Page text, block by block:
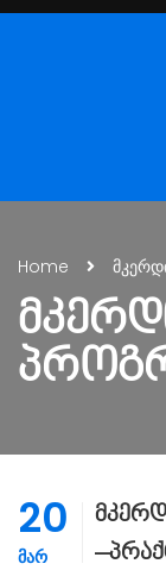
Home
20
ᲛᲐᲠ